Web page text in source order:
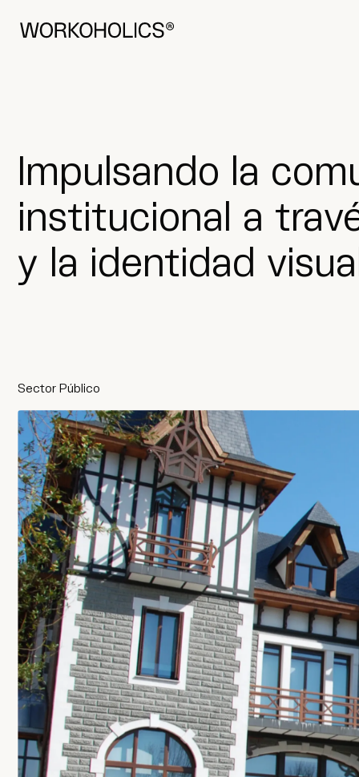
Impulsando la
institucional a
y la identidad visual
Sector Público